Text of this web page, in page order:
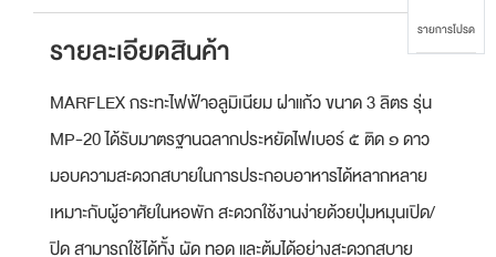
รายการโปรด
รายละเอียดสินค้า
MARFLEX กระทะไฟฟ้าอลูมิเนียม ฝาแก้ว ขนาด 3 ลิตร รุ่น
MP-20 ได้รับมาตรฐานฉลากประหยัดไฟเบอร์ ๕ ติด ๑ ดาว
มอบความสะดวกสบายในการประกอบอาหารได้หลากหลาย
เหมาะกับผู้อาศัยในหอพัก สะดวกใช้งานง่ายด้วยปุ่มหมุนเปิด/
ปิด สามารถใช้ได้ทั้ง ผัด ทอด และต้มได้อย่างสะดวกสบาย